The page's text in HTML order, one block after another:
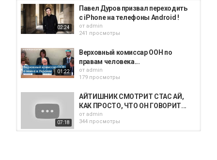
02:24
Павел Дуров призвал переходить
с iPhone на телефоны Android !
от admin
241 просмотры
01:22
Верховный комиссар ООН по
правам человека...
от admin
179 просмотры
07:18
АЙТИШНИК СМОТРИТ СТАС АЙ,
КАК ПРОСТО, ЧТО ОН ГОВОРИТ...
от admin
344 просмотры